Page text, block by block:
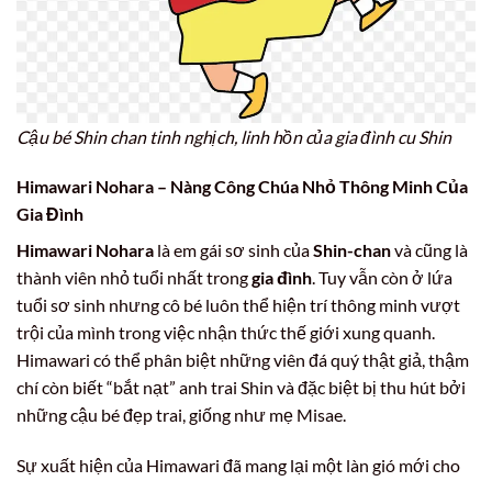
Cậu bé Shin chan tinh nghịch, linh hồn của gia đình cu Shin
Himawari Nohara – Nàng Công Chúa Nhỏ Thông Minh Của
Gia Đình
Himawari Nohara là em gái sơ sinh củaShin-chanvà cũng là
thành viên nhỏ tuổi nhất tronggia đình. Tuy vẫn còn ở lứa
tuổi sơ sinh nhưng cô bé luôn thể hiện trí thông minh vượt
trội của mình trong việc nhận thức thế giới xung quanh.
Himawari có thể phân biệt những viên đá quý thật giả, thậm
chí còn biết “bắt nạt” anh trai Shin và đặc biệt bị thu hút bởi
những cậu bé đẹp trai, giống như mẹ Misae.
Sự xuất hiện của Himawari đã mang lại một làn gió mới cho